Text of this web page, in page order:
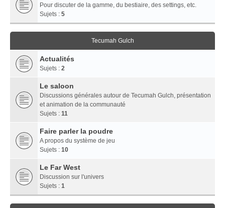
Pour discuter de la gamme, du bestiaire, des settings, etc.
Sujets : 5
Tecumah Gulch
Actualités
Sujets : 2
Le saloon
Discussions générales autour de Tecumah Gulch, présentation
et animation de la communauté
Sujets : 11
Faire parler la poudre
A propos du système de jeu
Sujets : 10
Le Far West
Discussion sur l'univers
Sujets : 1